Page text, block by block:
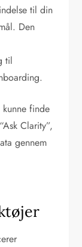
til din
Den
til
finde
Clarity”,
gennem